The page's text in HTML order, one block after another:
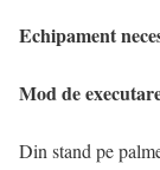
Echipament
Mod de
Din stand pe